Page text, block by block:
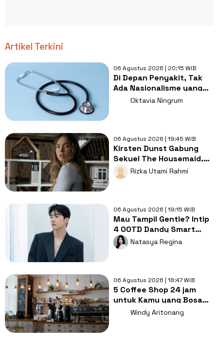
Artikel Terkini
06 Agustus 2026 | 20:15 WIB
Di Depan Penyakit, Tak
Ada Nasionalisme yang
Lebih Penting dari
Oktavia Ningrum
06 Agustus 2026 | 19:45 WIB
Kirsten Dunst Gabung
Sekuel The Housemaid,
Intip Sinopsis dan Jadwal
Tayang
Rizka Utami Rahmi
06 Agustus 2026 | 19:15 WIB
Mau Tampil Gentle? Intip
4 OOTD Dandy Smart
Casual ala Kang Hoon
Natasya Regina
06 Agustus 2026 | 18:47 WIB
5 Coffee Shop 24 jam
untuk Kamu yang Bosan
Nugas di Kos
Windy Aritonang